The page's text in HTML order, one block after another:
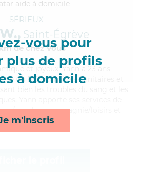
vous pour
plus de profils
à domicile
m'inscris
SÉRIEUX
Saint-Égrève
de chez Vous
et joyeux, Yann a 23 ans
un BEP Carrières Sanitaires et
coucher, compagnie/loisirs et
transports*